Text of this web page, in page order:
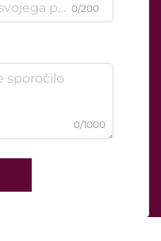
0/200
0/1000